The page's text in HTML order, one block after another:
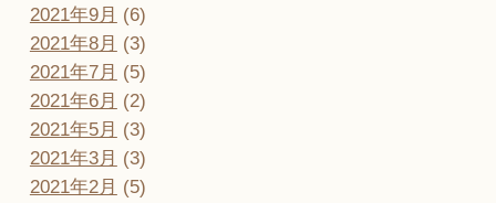
2021年9月 (6)
2021年8月 (3)
2021年7月 (5)
2021年6月 (2)
2021年5月 (3)
2021年3月 (3)
2021年2月 (5)